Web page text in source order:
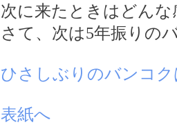
次に来たときはどん
さて、次は5年振りの
ひさしぶりのバンコ
表紙へ